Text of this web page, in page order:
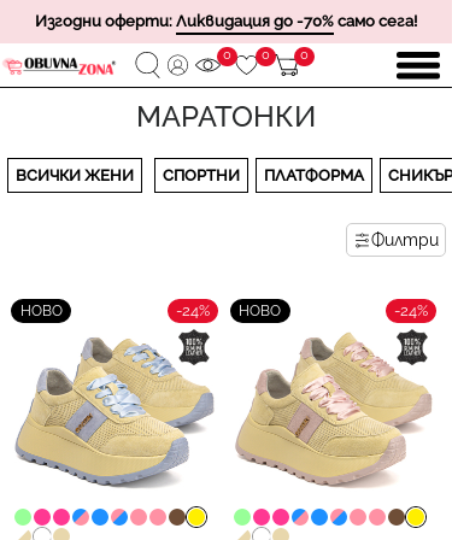
Изгодни оферти: Ликвидация до -70% само сега!
0 0 0
МАРАТОНКИ
ВСИЧКИ ЖЕНИ СПОРТНИ ПЛАТФОРМА
Филтри
НОВО -24% НОВО -24%